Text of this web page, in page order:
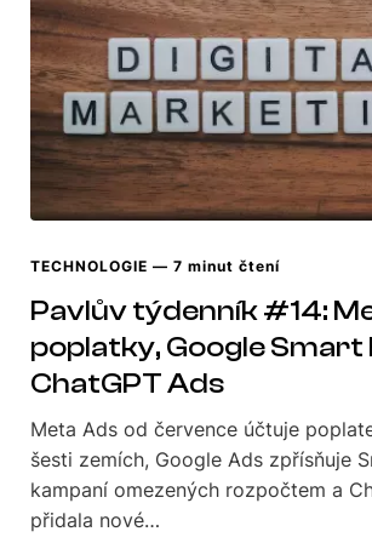
TECHNOLOGIE — 7 minut čtení
Pavlův týdenník #14:
poplatky, Google Smart
ChatGPT Ads
Meta Ads od července účtuje
šesti zemích, Google Ads zpřísňuje
kampaní omezených rozpočtem a
přidala nové…